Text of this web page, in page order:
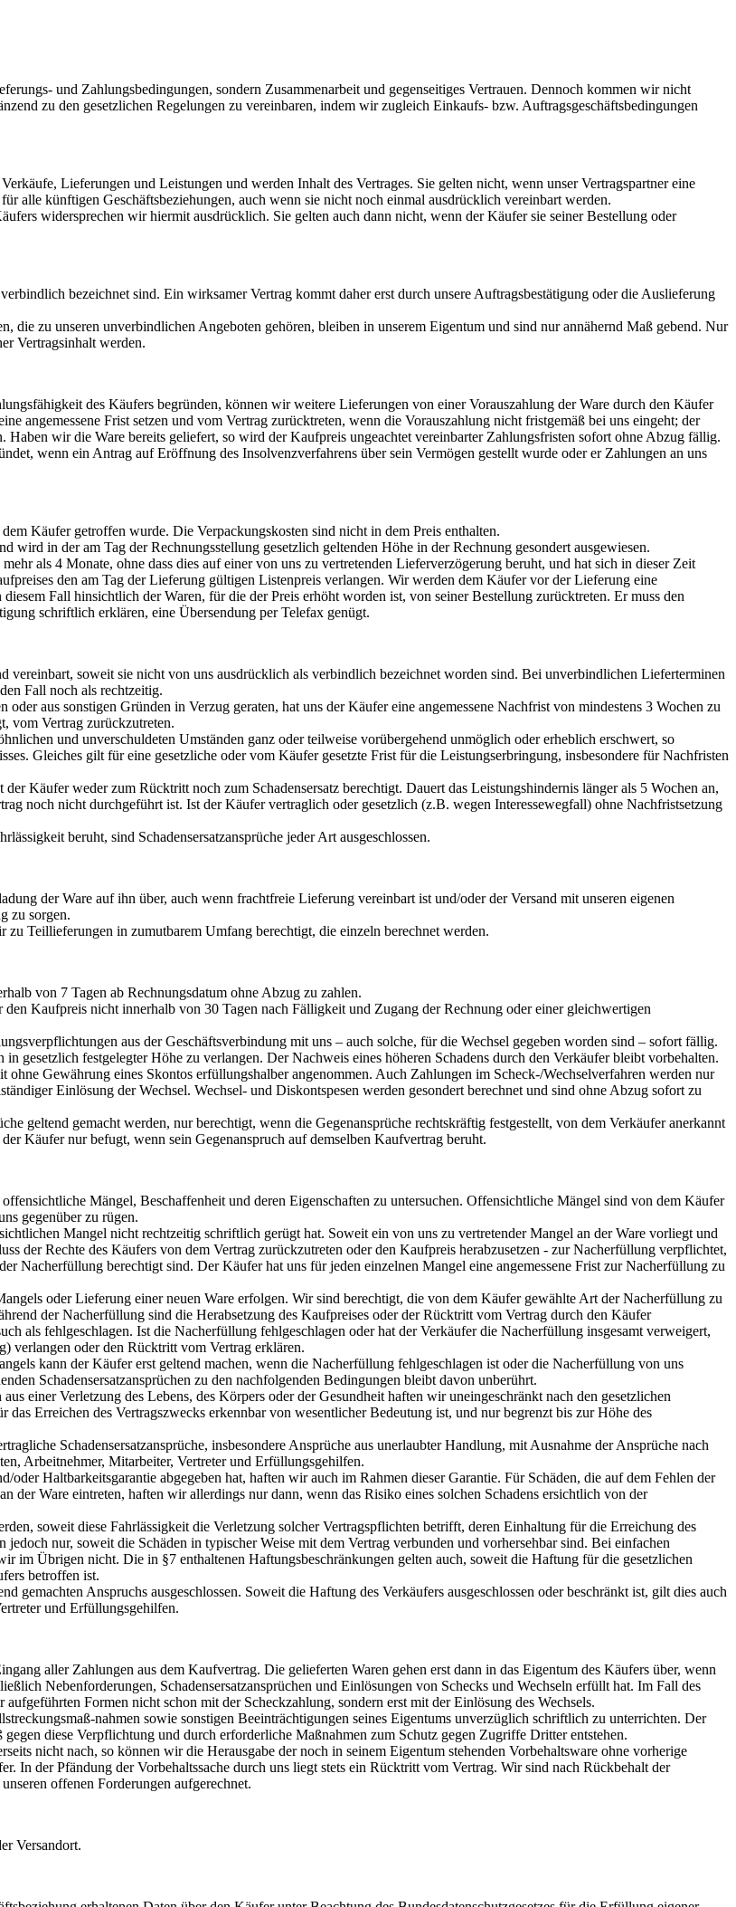
und Zahlungsbedingungen, sondern Zusammenarbeit und gegenseitiges Vertrauen. Dennoch kommen wir nicht
zu den gesetzlichen Regelungen zu vereinbaren, indem wir zugleich Einkaufs- bzw. Auftragsgeschäftsbedingungen
Lieferungen und Leistungen und werden Inhalt des Vertrages. Sie gelten nicht, wenn unser Vertragspartner eine
alle künftigen Geschäftsbeziehungen, auch wenn sie nicht noch einmal ausdrücklich vereinbart werden.
widersprechen wir hiermit ausdrücklich. Sie gelten auch dann nicht, wenn der Käufer sie seiner Bestellung oder
bezeichnet sind. Ein wirksamer Vertrag kommt daher erst durch unsere Auftragsbestätigung oder die Auslieferung
die zu unseren unverbindlichen Angeboten gehören, bleiben in unserem Eigentum und sind nur annähernd Maß gebend. Nur
Vertragsinhalt werden.
des Käufers begründen, können wir weitere Lieferungen von einer Vorauszahlung der Ware durch den Käufer
angemessene Frist setzen und vom Vertrag zurücktreten, wenn die Vorauszahlung nicht fristgemäß bei uns eingeht; der
wir die Ware bereits geliefert, so wird der Kaufpreis ungeachtet vereinbarter Zahlungsfristen sofort ohne Abzug fällig.
wenn ein Antrag auf Eröffnung des Insolvenzverfahrens über sein Vermögen gestellt wurde oder er Zahlungen an uns
Käufer getroffen wurde. Die Verpackungskosten sind nicht in dem Preis enthalten.
wird in der am Tag der Rechnungsstellung gesetzlich geltenden Höhe in der Rechnung gesondert ausgewiesen.
als 4 Monate, ohne dass dies auf einer von uns zu vertretenden Lieferverzögerung beruht, und hat sich in dieser Zeit
den am Tag der Lieferung gültigen Listenpreis verlangen. Wir werden dem Käufer vor der Lieferung eine
Fall hinsichtlich der Waren, für die der Preis erhöht worden ist, von seiner Bestellung zurücktreten. Er muss den
schriftlich erklären, eine Übersendung per Telefax genügt.
vereinbart, soweit sie nicht von uns ausdrücklich als verbindlich bezeichnet worden sind. Bei unverbindlichen Lieferterminen
Fall noch als rechtzeitig.
aus sonstigen Gründen in Verzug geraten, hat uns der Käufer eine angemessene Nachfrist von mindestens 3 Wochen zu
vom Vertrag zurückzutreten.
und unverschuldeten Umständen ganz oder teilweise vorübergehend unmöglich oder erheblich erschwert, so
Gleiches gilt für eine gesetzliche oder vom Käufer gesetzte Frist für die Leistungserbringung, insbesondere für Nachfristen
Käufer weder zum Rücktritt noch zum Schadensersatz berechtigt. Dauert das Leistungshindernis länger als 5 Wochen an,
noch nicht durchgeführt ist. Ist der Käufer vertraglich oder gesetzlich (z.B. wegen Interessewegfall) ohne Nachfristsetzung
beruht, sind Schadensersatzansprüche jeder Art ausgeschlossen.
der Ware auf ihn über, auch wenn frachtfreie Lieferung vereinbart ist und/oder der Versand mit unseren eigenen
zu sorgen.
Teillieferungen in zumutbarem Umfang berechtigt, die einzeln berechnet werden.
von 7 Tagen ab Rechnungsdatum ohne Abzug zu zahlen.
Kaufpreis nicht innerhalb von 30 Tagen nach Fälligkeit und Zugang der Rechnung oder einer gleichwertigen
aus der Geschäftsverbindung mit uns – auch solche, für die Wechsel gegeben worden sind – sofort fällig.
gesetzlich festgelegter Höhe zu verlangen. Der Nachweis eines höheren Schadens durch den Verkäufer bleibt vorbehalten.
Gewährung eines Skontos erfüllungshalber angenommen. Auch Zahlungen im Scheck-/Wechselverfahren werden nur
Einlösung der Wechsel. Wechsel- und Diskontspesen werden gesondert berechnet und sind ohne Abzug sofort zu
geltend gemacht werden, nur berechtigt, wenn die Gegenansprüche rechtskräftig festgestellt, von dem Verkäufer anerkannt
Käufer nur befugt, wenn sein Gegenanspruch auf demselben Kaufvertrag beruht.
Mängel, Beschaffenheit und deren Eigenschaften zu untersuchen. Offensichtliche Mängel sind von dem Käufer
gegenüber zu rügen.
Mangel nicht rechtzeitig schriftlich gerügt hat. Soweit ein von uns zu vertretender Mangel an der Ware vorliegt und
der Rechte des Käufers von dem Vertrag zurückzutreten oder den Kaufpreis herabzusetzen - zur Nacherfüllung verpflichtet,
Nacherfüllung berechtigt sind. Der Käufer hat uns für jeden einzelnen Mangel eine angemessene Frist zur Nacherfüllung zu
oder Lieferung einer neuen Ware erfolgen. Wir sind berechtigt, die von dem Käufer gewählte Art der Nacherfüllung zu
der Nacherfüllung sind die Herabsetzung des Kaufpreises oder der Rücktritt vom Vertrag durch den Käufer
als fehlgeschlagen. Ist die Nacherfüllung fehlgeschlagen oder hat der Verkäufer die Nacherfüllung insgesamt verweigert,
verlangen oder den Rücktritt vom Vertrag erklären.
kann der Käufer erst geltend machen, wenn die Nacherfüllung fehlgeschlagen ist oder die Nacherfüllung von uns
Schadensersatzansprüchen zu den nachfolgenden Bedingungen bleibt davon unberührt.
einer Verletzung des Lebens, des Körpers oder der Gesundheit haften wir uneingeschränkt nach den gesetzlichen
Erreichen des Vertragszwecks erkennbar von wesentlicher Bedeutung ist, und nur begrenzt bis zur Höhe des
Schadensersatzansprüche, insbesondere Ansprüche aus unerlaubter Handlung, mit Ausnahme der Ansprüche nach
Arbeitnehmer, Mitarbeiter, Vertreter und Erfüllungsgehilfen.
Haltbarkeitsgarantie abgegeben hat, haften wir auch im Rahmen dieser Garantie. Für Schäden, die auf dem Fehlen der
der Ware eintreten, haften wir allerdings nur dann, wenn das Risiko eines solchen Schadens ersichtlich von der
soweit diese Fahrlässigkeit die Verletzung solcher Vertragspflichten betrifft, deren Einhaltung für die Erreichung des
nur, soweit die Schäden in typischer Weise mit dem Vertrag verbunden und vorhersehbar sind. Bei einfachen
im Übrigen nicht. Die in §7 enthaltenen Haftungsbeschränkungen gelten auch, soweit die Haftung für die gesetzlichen
betroffen ist.
gemachten Anspruchs ausgeschlossen. Soweit die Haftung des Verkäufers ausgeschlossen oder beschränkt ist, gilt dies auch
und Erfüllungsgehilfen.
aller Zahlungen aus dem Kaufvertrag. Die gelieferten Waren gehen erst dann in das Eigentum des Käufers über, wenn
Nebenforderungen, Schadensersatzansprüchen und Einlösungen von Schecks und Wechseln erfüllt hat. Im Fall des
Formen nicht schon mit der Scheckzahlung, sondern erst mit der Einlösung des Wechsels.
nahmen sowie sonstigen Beeinträchtigungen seines Eigentums unverzüglich schriftlich zu unterrichten. Der
diese Verpflichtung und durch erforderliche Maßnahmen zum Schutz gegen Zugriffe Dritter entstehen.
nicht nach, so können wir die Herausgabe der noch in seinem Eigentum stehenden Vorbehaltsware ohne vorherige
In der Pfändung der Vorbehaltssache durch uns liegt stets ein Rücktritt vom Vertrag. Wir sind nach Rückbehalt der
offenen Forderungen aufgerechnet.
Versandort.